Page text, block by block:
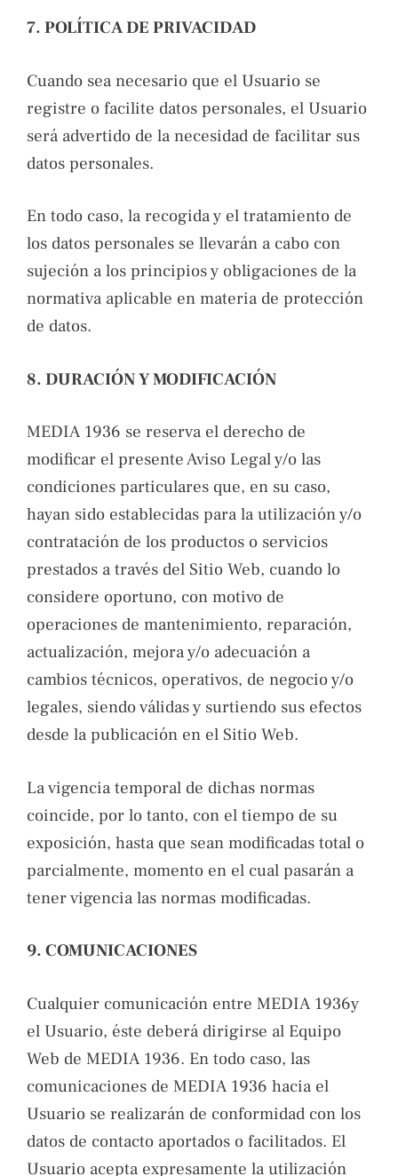
7. POLÍTICA DE PRIVACIDAD
Cuando sea necesario que el Usuario se
registre o facilite datos personales, el Usuario
será advertido de la necesidad de facilitar sus
datos personales.
En todo caso, la recogida y el tratamiento de
los datos personales se llevarán a cabo con
sujeción a los principios y obligaciones de la
normativa aplicable en materia de protección
de datos.
8. DURACIÓN Y MODIFICACIÓN
MEDIA 1936 se reserva el derecho de
modificar el presente Aviso Legal y/o las
condiciones particulares que, en su caso,
hayan sido establecidas para la utilización y/o
contratación de los productos o servicios
prestados a través del Sitio Web, cuando lo
considere oportuno, con motivo de
operaciones de mantenimiento, reparación,
actualización, mejora y/o adecuación a
cambios técnicos, operativos, de negocio y/o
legales, siendo válidas y surtiendo sus efectos
desde la publicación en el Sitio Web.
La vigencia temporal de dichas normas
coincide, por lo tanto, con el tiempo de su
exposición, hasta que sean modificadas total o
parcialmente, momento en el cual pasarán a
tener vigencia las normas modificadas.
9. COMUNICACIONES
Cualquier comunicación entre MEDIA 1936y
el Usuario, éste deberá dirigirse al Equipo
Web de MEDIA 1936. En todo caso, las
comunicaciones de MEDIA 1936 hacia el
Usuario se realizarán de conformidad con los
datos de contacto aportados o facilitados. El
Usuario acepta expresamente la utilización